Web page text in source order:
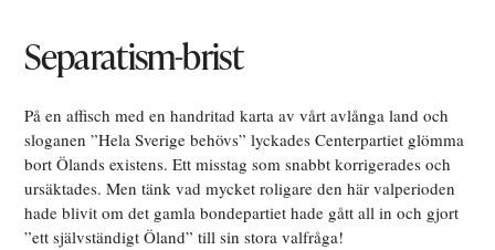
Separatism-brist
På en affisch med en handritad karta av vårt avlånga land och
sloganen ”Hela Sverige behövs” lyckades Centerpartiet glömma
bort Ölands existens. Ett misstag som snabbt korrigerades och
ursäktades. Men tänk vad mycket roligare den här valperioden
hade blivit om det gamla bondepartiet hade gått all in och gjort
”ett självständigt Öland” till sin stora valfråga!